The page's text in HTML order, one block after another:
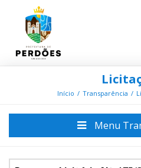
Início Transparência
Menu